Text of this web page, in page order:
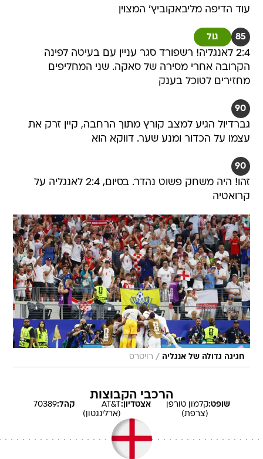
עוד הדיפה מליבאקוביץ' המצוין
85 גול
2:4 לאנגליה! רשפורד סגר עניין עם בעיטה לפינה
הקרובה אחרי מסירה של סאקה. שני המחליפים
מחזירים לטוכל בענק
90
גברדיול הגיע למצב קורץ מתוך הרחבה, קיין זרק את
עצמו על הכדור ומנע שער. דווקא הוא
90
זהו! היה משחק פשוט נהדר. בסיום, 2:4 לאנגליה על
קרואטיה
חגיגה גדולה של אנגליה / רויטרס
הרכבי הקבוצות
שופט:קלמון
טורפן
(צרפת)
אצטדיון: AT&T
(ארלינגטון)
קהל:70389